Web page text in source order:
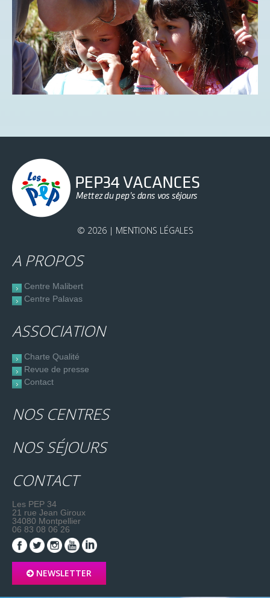
© 2026 | MENTIONS LÉGALES
A PROPOS
Centre Malibert
Centre Palavas
ASSOCIATION
Charte Qualité
Revue de presse
Contact
NOS CENTRES
NOS SÉJOURS
CONTACT
Les PEP 34
21 rue Jean Giroux
34080 Montpellier
06 83 08 06 26
NEWSLETTER